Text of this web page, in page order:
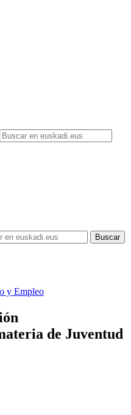
y Empleo
de Juventud